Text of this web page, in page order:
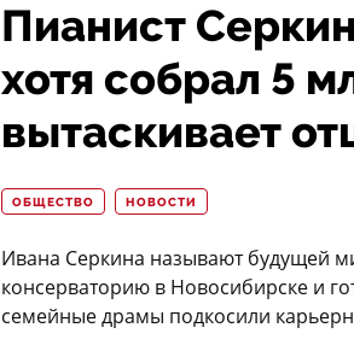
Пианист
хотя собрал 5
вытаскивает
ОБЩЕСТВО НОВОСТИ
Ивана Серкина называют будущей
консерваторию в Новосибирске и
семейные драмы подкосили